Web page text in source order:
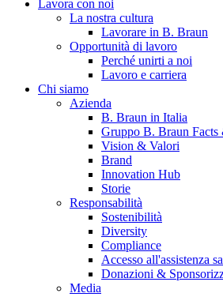
B. Braun in Italia
Scopri chi siamo ed entra nel
sedi, 4 aziende, più di 700
Eccellenza a livello globale.
Lavora con noi
La nostra cultura
Lavorare in B. Braun
Opportunità di lavoro
Perché unirti a noi
Lavoro e carriera
Chi siamo
Azienda
B. Braun in Italia
Gruppo B. Braun Facts
Vision & Valori
Brand
Innovation Hub
Storie
Responsabilità
Sostenibilità
Diversity
Compliance
Accesso all'assistenza
Donazioni &
Media